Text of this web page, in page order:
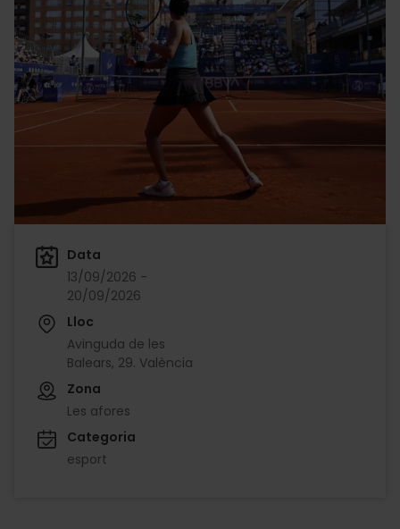
Data
13/09/2026 -
20/09/2026
Lloc
Avinguda de les
Balears, 29. València
Zona
Les afores
Categoria
esport